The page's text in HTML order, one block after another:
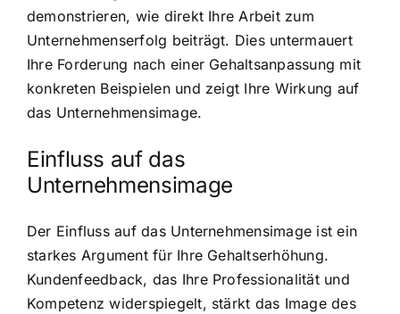
demonstrieren, wie direkt Ihre Arbeit zum
Unternehmenserfolg beiträgt. Dies untermauert
Ihre Forderung nach einer Gehaltsanpassung mit
konkreten Beispielen und zeigt Ihre Wirkung auf
das Unternehmensimage.
Einfluss auf das
Unternehmensimage
Der Einfluss auf das Unternehmensimage ist ein
starkes Argument für Ihre Gehaltserhöhung.
Kundenfeedback, das Ihre Professionalität und
Kompetenz widerspiegelt, stärkt das Image des